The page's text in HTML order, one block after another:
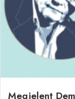
Megjelent